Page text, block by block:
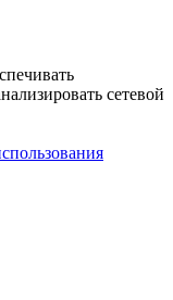
сетевой